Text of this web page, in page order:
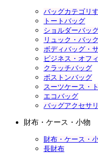
バッグカテゴリ
トートバッグ
ショルダーバッ
リュック・バッ
ボディバッグ・
ビジネス・オフ
クラッチバッグ
ボストンバッグ
スーツケース・
エコバッグ
バッグアクセサ
財布・ケース・小物
財布・ケース・
長財布